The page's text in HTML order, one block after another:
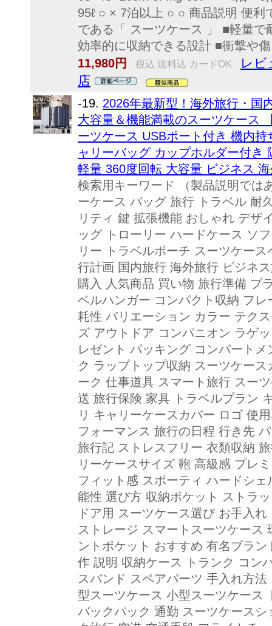
95ℓ ○ × 7泊以上 ○ ○ 商品説明 便利
である「 スーツケース 」 ■軽量
効率的に収納できる設計 ■衝撃や
11,980円
税込 送料込 カードOK
レビ
店
-19. 2026年最新型！海外旅行・国
大容量＆機能満載のスーツケース
ーツケース USBポート付き 機内
ャリーバッグ カップホルダー付き
軽量 360度回転 大容量 ビジネス
検索用キーワード （製品説明では
ーケース バッグ 旅行 トラベル 耐
リティ 鍵 拡張機能 おしゃれ デザ
ッグ トローリー ハードケース ソ
リー トラベルポーチ スーツケー
行計画 国内旅行 海外旅行 ビジネ
購入 人気商品 買い物 旅行準備 プ
ベルハンガー コンパクト収納 フ
耗性 バリエーション カラー テク
ズ アウトドア コンパニオン ラゲ
レゼント パッキング コンパート
ク ラップトップ収納 スーツケー
ーク 仕事道具 スマート旅行 スー
送 旅行保険 家具 トラベルプラン
リ キャリーケースカバー ロゴ 使
フォーマンス 旅行の日程 行き先
旅行記 ストレスフリー 衣類収納
リーケースサイズ 鞄 高級感 プレ
フィット感 スポーティ ハードシ
能性 選び方 収納ポケット ストラ
ドア用 スーツケース選び お手入
ストレージ スマートスーツケース
ントポケット おすすめ 有名ブラ
作 説明 収納ケース トランク コン
スバンド スペアパーツ 手入れ方
型スーツケース 小型スーツケース
バックパック 通勤 スーツケース